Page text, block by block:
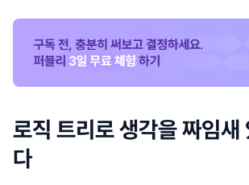
로직 트리로 생각을 짜임새
다